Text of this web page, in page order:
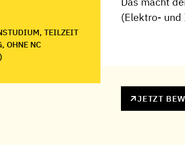
TEILZEIT
OHNE NC
(Elektro-
JETZT